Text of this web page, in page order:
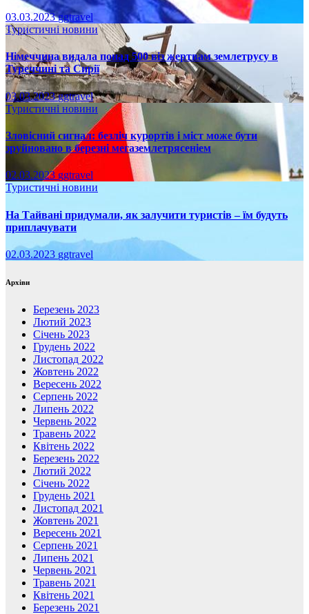
03.03.2023ggtravel
Туристичні новини
Німеччина видала понад 500 віз жертвам землетрусу в
Туреччині та Сирії
03.03.2023ggtravel
Туристичні новини
Зловісний сигнал: безліч курортів і міст може бути
зруйновано в березні мегаземлетрясеніем
02.03.2023 ggtravel
Туристичні новини
На Тайвані придумали, як залучити туристів – їм будуть
приплачувати
02.03.2023 ggtravel
Архіви
Березень 2023
Лютий 2023
Січень 2023
Грудень 2022
Листопад 2022
Жовтень 2022
Вересень 2022
Серпень 2022
Липень 2022
Червень 2022
Травень 2022
Квітень 2022
Березень 2022
Лютий 2022
Січень 2022
Грудень 2021
Листопад 2021
Жовтень 2021
Вересень 2021
Серпень 2021
Липень 2021
Червень 2021
Травень 2021
Квітень 2021
Березень 2021